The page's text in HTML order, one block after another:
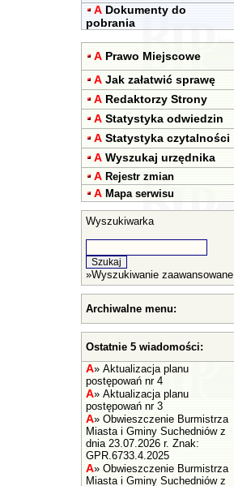
A Dokumenty do
pobrania
A Prawo Miejscowe
A Jak załatwić sprawę
A Redaktorzy Strony
A Statystyka odwiedzin
A Statystyka czytalności
A Wyszukaj urzędnika
A Rejestr zmian
A Mapa serwisu
Wyszukiwarka
»Wyszukiwanie zaawansowane
Archiwalne menu:
Ostatnie 5 wiadomości:
A» Aktualizacja planu
postępowań nr 4
A» Aktualizacja planu
postępowań nr 3
A» Obwieszczenie Burmistrza
Miasta i Gminy Suchedniów z
dnia 23.07.2026 r. Znak:
GPR.6733.4.2025
A» Obwieszczenie Burmistrza
Miasta i Gminy Suchedniów z